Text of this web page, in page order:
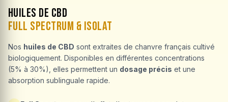
Huiles de CBD
Full Spectrum & Isolat
Nos huiles de CBD sont extraites de chanvre français cultivé
biologiquement. Disponibles en différentes concentrations
(5% à 30%), elles permettent un dosage précis et une
absorption sublinguale rapide.